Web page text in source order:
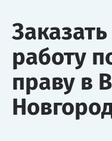
работу
праву в